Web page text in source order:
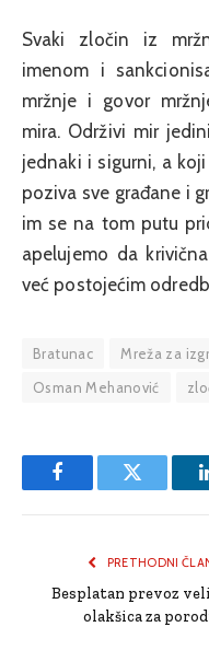
Svaki zločin iz
imenom i
mržnje i govor
mira. Održivi mir
jednaki i sigurni, a
poziva sve građane i
im se na tom putu
apelujemo da
već postojećim
Bratunac Mreža za
Osman Mehanović
FacebookTwitter
PRETHODNI
Besplatan prevoz
olakšica za